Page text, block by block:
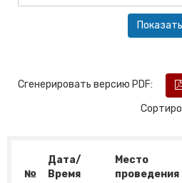
Сгенерировать версию PDF:
№
Дата/
Время
Место
проведения